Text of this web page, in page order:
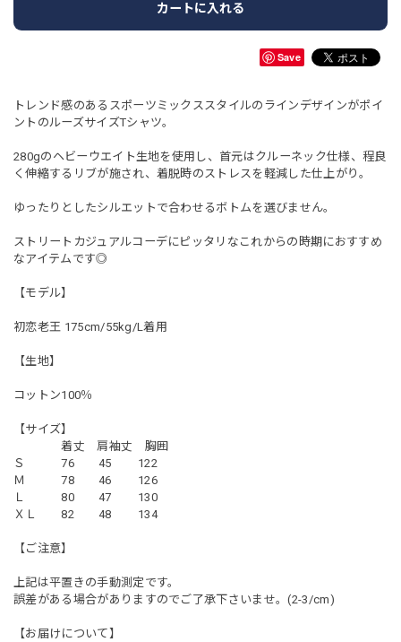
カートに入れる
Save
トレンド感のあるスポーツミックススタイルのラインデザインがポイ
ントのルーズサイズTシャツ。
280gのヘビーウエイト生地を使用し、首元はクルーネック仕様、程良
く伸縮するリブが施され、着脱時のストレスを軽減した仕上がり。
ゆったりとしたシルエットで合わせるボトムを選びません。
ストリートカジュアルコーデにピッタリなこれからの時期におすすめ
なアイテムです◎
【モデル】
初恋老王 175cm/55kg/L着用
【生地】
コットン100％
【サイズ】
着丈 肩袖丈 胸囲
Ｓ 76 45 122
Ｍ 78 46 126
Ｌ 80 47 130
ＸＬ 82 48 134
【ご注意】
上記は平置きの手動測定です。
誤差がある場合がありますのでご了承下さいませ。(2-3/cm)
【お届けについて】